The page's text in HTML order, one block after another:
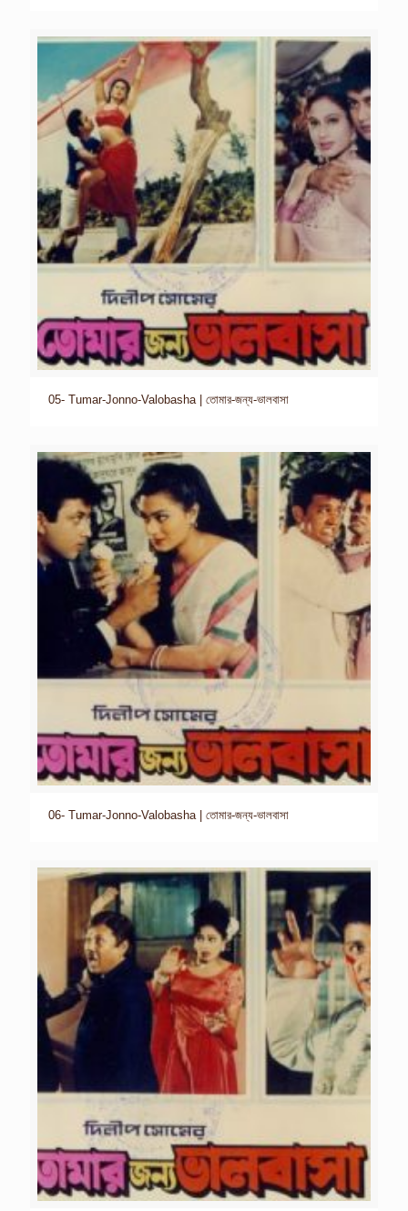
05- Tumar-Jonno-Valobasha | তোমার-জন্য-ভালবাসা
06- Tumar-Jonno-Valobasha | তোমার-জন্য-ভালবাসা